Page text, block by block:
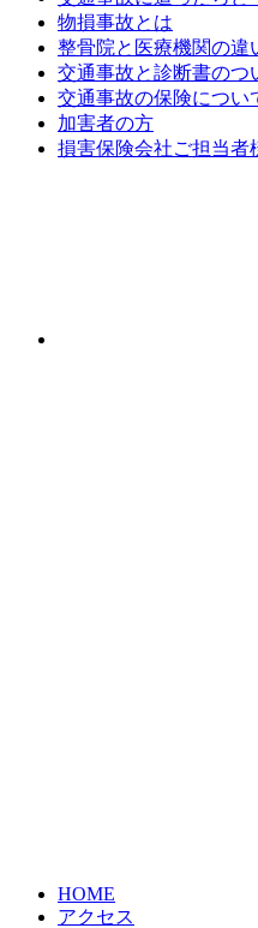
物損事故とは
整骨院と医療機関の違
交通事故と診断書のつ
交通事故の保険につい
加害者の方
損害保険会社ご担当者
HOME
アクセス